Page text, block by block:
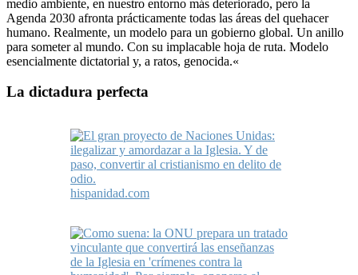
medio ambiente, en nuestro entorno más deteriorado, pero la
Agenda 2030 afronta prácticamente todas las áreas del quehacer
humano. Realmente, un modelo para un gobierno global. Un anillo
para someter al mundo. Con su implacable hoja de ruta. Modelo
esencialmente dictatorial y, a ratos, genocida.«
La dictadura perfecta
hispanidad.com